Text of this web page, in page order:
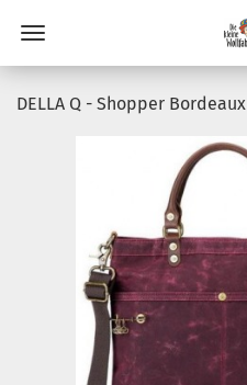
DELLA Q - Shopper Bordeaux